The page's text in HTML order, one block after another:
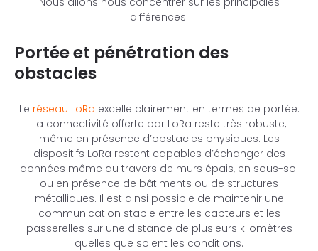
différences.
Portée et pénétration des
obstacles
Le réseau LoRa excelle clairement en termes de portée.
La connectivité offerte par LoRa reste très robuste,
même en présence d’obstacles physiques. Les
dispositifs LoRa restent capables d’échanger des
données même au travers de murs épais, en sous-sol
ou en présence de bâtiments ou de structures
métalliques. Il est ainsi possible de maintenir une
communication stable entre les capteurs et les
passerelles sur une distance de plusieurs kilomètres
quelles que soient les conditions.